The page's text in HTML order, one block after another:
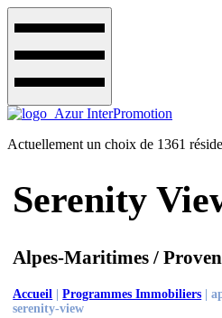
Actuellement un choix de 1361
Serenity
Alpes-Maritimes /
Accueil |Programmes Immobiliers |
serenity-view